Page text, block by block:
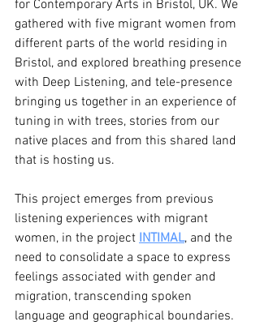
for Contemporary Arts in Bristol, UK. We
gathered with five migrant women from
different parts of the world residing in
Bristol, and explored breathing presence
with Deep Listening, and tele-presence
bringing us together in an experience of
tuning in with trees, stories from our
native places and from this shared land
that is hosting us.
This project emerges from previous
listening experiences with migrant
women, in the project INTIMAL, and the
need to consolidate a space to express
feelings associated with gender and
migration, transcending spoken
language and geographical boundaries.